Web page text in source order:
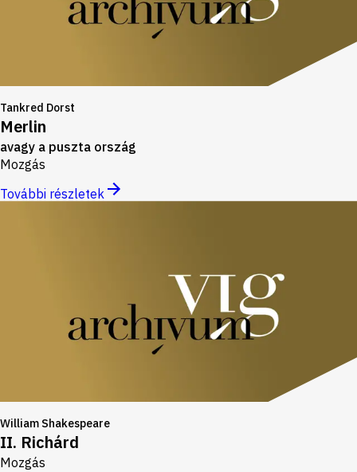
Tankred Dorst
Merlin
avagy a puszta ország
Mozgás
További részletek
William Shakespeare
II. Richárd
Mozgás